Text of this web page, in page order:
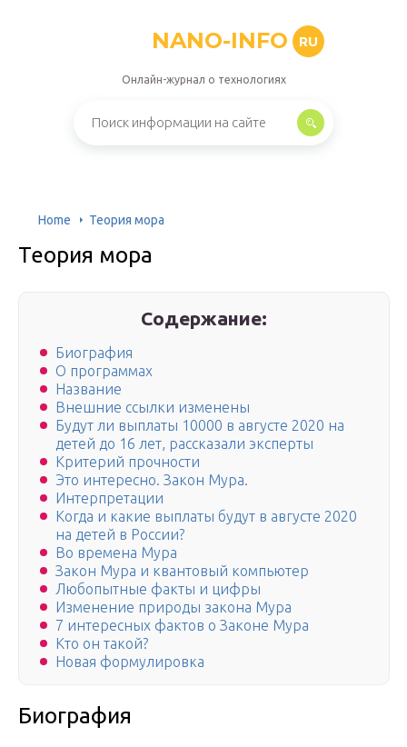
NANO-INFO RU
Онлайн-журнал о технологиях
Home Теория мора
Теория мора
Содержание:
Биография
О программах
Название
Внешние ссылки изменены
Будут ли выплаты 10000 в августе 2020 на
детей до 16 лет, рассказали эксперты
Критерий прочности
Это интересно. Закон Мура.
Интерпретации
Когда и какие выплаты будут в августе 2020
на детей в России?
Во времена Мура
Закон Мура и квантовый компьютер
Любопытные факты и цифры
Изменение природы закона Мура
7 интересных фактов о Законе Мура
Кто он такой?
Новая формулировка
Биография